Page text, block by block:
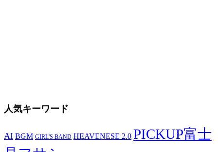
人気キーワード
AI BGM GIRL'S BAND HEAVENESE 2.0 PICKUP富士